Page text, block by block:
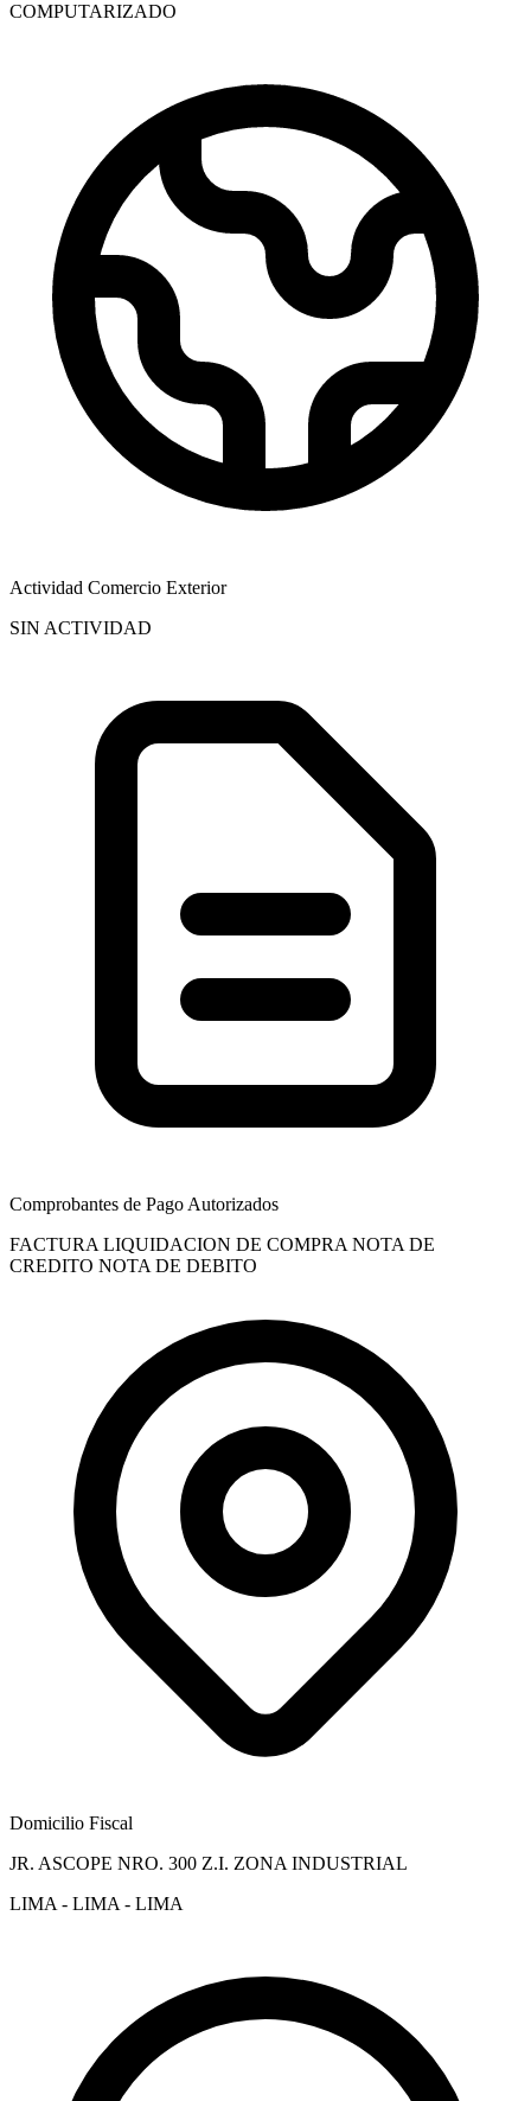
COMPUTARIZADO
Actividad Comercio Exterior
SIN ACTIVIDAD
Comprobantes de Pago Autorizados
FACTURA LIQUIDACION DE COMPRA NOTA DE
CREDITO NOTA DE DEBITO
Domicilio Fiscal
JR. ASCOPE NRO. 300 Z.I. ZONA INDUSTRIAL
LIMA - LIMA - LIMA